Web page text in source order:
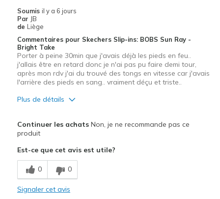
Soumis il y a 6 jours
Par JB
de Liège
Commentaires pour Skechers Slip-ins: BOBS Sun Ray -
Bright Take
Porter à peine 30min que j'avais déjà les pieds en feu..
j'allais être en retard donc je n'ai pas pu faire demi tour,
après mon rdv j'ai du trouvé des tongs en vitesse car j'avais
l'arrière des pieds en sang.. vraiment déçu et triste..
Plus de détails
Design séduisant
Le contre
Entrée et sortie difficiles
Inconfortable
Continuer les achatsNon, je ne recommande pas ce
produit
Est-ce que cet avis est utile?
0 0
Signaler cet avis